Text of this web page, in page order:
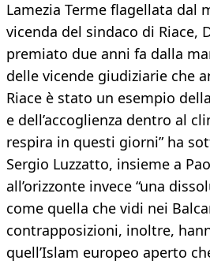
Lamezia Terme flagellata dal
vicenda del sindaco di Riace,
premiato due anni fa dalla
delle vicende giudiziarie che
Riace è stato un esempio
e dell’accoglienza dentro al
respira in questi giorni” ha
Sergio Luzzatto, insieme a
all’orizzonte invece “una
come quella che vidi nei
contrapposizioni, inoltre,
quell’Islam europeo aperto